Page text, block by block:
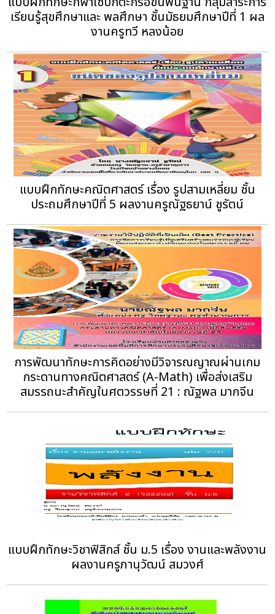
เรียนรู้สุขศึกษาและ พลศึกษา ชั้นมัธยมศึกษาปีที่ 1 ผล
งานครูทวี หลงน้อย
แบบฝึกทักษะคณิตศาสตร์ เรื่อง รูปสามเหลี่ยม ชั้น
ประถมศึกษาปีที่ 5 ผลงานครูณัฐธยาน์ ชูรัตน์
การพัฒนาทักษะการคิดอย่างมีวิจารณญาณผ่านเกม
กระดานทางคณิตศาสตร์ (A-Math) เพื่อส่งเสริม
สมรรถนะสำคัญในศตวรรษที่ 21 : ณัฐพล มากจีน
แบบฝึกทักษะวิชาฟิสิกส์ ชั้น ม.5 เรื่อง งานและพลังงาน
ผลงานครูภานุวัฒน์ สมวงศ์